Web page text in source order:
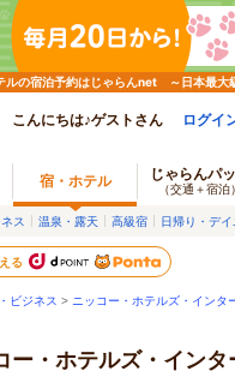
ルの宿泊予約はじゃらんnet ～日本最大
こんにちは♪ゲストさん ログイ
宿・ホテル じゃらんパ
（交通＋宿泊）
ス 温泉・露天 高級宿 日帰り・デイ
る
ビジネス > ニッコー・ホテルズ・インタ
ー・ホテルズ・イン